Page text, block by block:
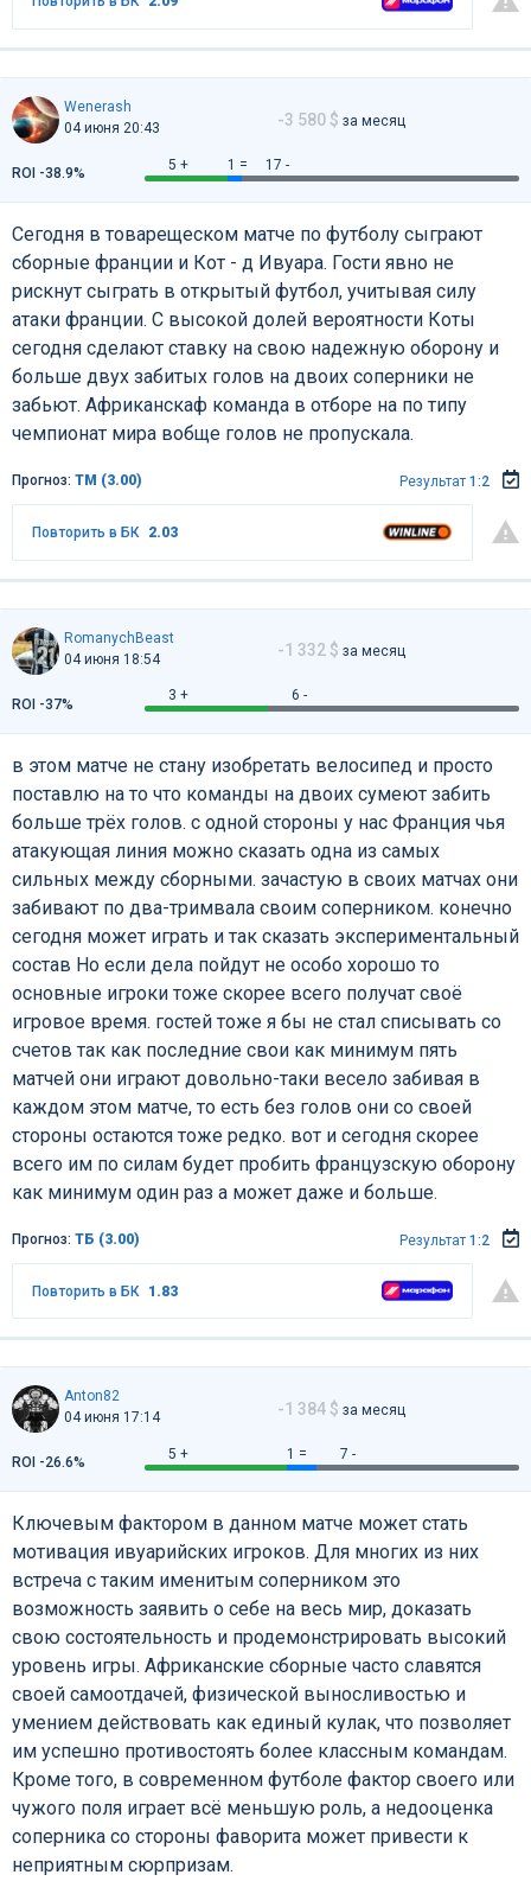
Wenerash
04 июня 20:43
-3 580 $ за месяц
5 + 1 = 17 -
ROI -38.9%
Сегодня в товарещеском матче по футболу сыграют
сборные франции и Кот - д Ивуара. Гости явно не
рискнут сыграть в открытый футбол, учитывая силу
атаки франции. С высокой долей вероятности Коты
сегодня сделают ставку на свою надежную оборону и
больше двух забитых голов на двоих соперники не
забьют. Африканскаф команда в отборе на по типу
чемпионат мира вобще голов не пропускала.
Прогноз: ТМ (3.00) Результат 1:2
Повторить в БК 2.03
RomanychBeast
04 июня 18:54
-1 332 $ за месяц
3 + 6 -
ROI -37%
в этом матче не стану изобретать велосипед и просто
поставлю на то что команды на двоих сумеют забить
больше трёх голов. с одной стороны у нас Франция чья
атакующая линия можно сказать одна из самых
сильных между сборными. зачастую в своих матчах они
забивают по два-тримвала своим соперником. конечно
сегодня может играть и так сказать экспериментальный
состав Но если дела пойдут не особо хорошо то
основные игроки тоже скорее всего получат своё
игровое время. гостей тоже я бы не стал списывать со
счетов так как последние свои как минимум пять
матчей они играют довольно-таки весело забивая в
каждом этом матче, то есть без голов они со своей
стороны остаются тоже редко. вот и сегодня скорее
всего им по силам будет пробить французскую оборону
как минимум один раз а может даже и больше.
Прогноз: ТБ (3.00) Результат 1:2
Повторить в БК 1.83
Anton82
04 июня 17:14
-1 384 $ за месяц
5 + 1 = 7 -
ROI -26.6%
Ключевым фактором в данном матче может стать
мотивация ивуарийских игроков. Для многих из них
встреча с таким именитым соперником это
возможность заявить о себе на весь мир, доказать
свою состоятельность и продемонстрировать высокий
уровень игры. Африканские сборные часто славятся
своей самоотдачей, физической выносливостью и
умением действовать как единый кулак, что позволяет
им успешно противостоять более классным командам.
Кроме того, в современном футболе фактор своего или
чужого поля играет всё меньшую роль, а недооценка
соперника со стороны фаворита может привести к
неприятным сюрпризам.